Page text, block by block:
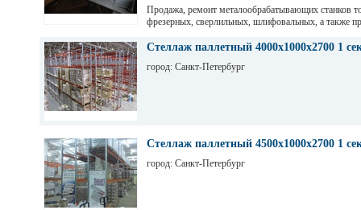
Продажа, ремонт металообрабатывающих станков
фрезерных, сверлильных, шлифовальных, а также
оборудования. Торг. Выбор. Пусконаладка. Санкт-
Стеллаж паллетный 4000х1000х2700 1
город: Санкт-Петербург
Стеллаж паллетный 4500х1000х2700 1
город: Санкт-Петербург